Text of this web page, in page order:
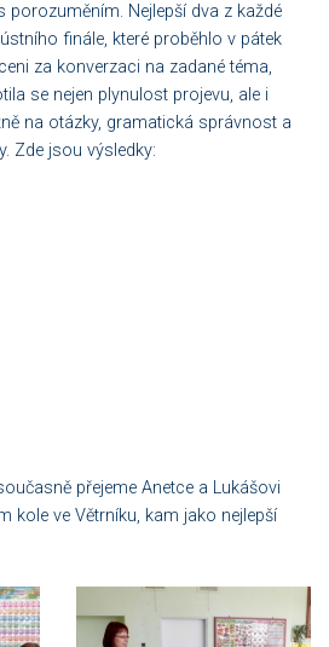
porozuměním. Nejlepší dva z každé
finále, které proběhlo v pátek
za konverzaci na zadané téma,
se nejen plynulost projevu, ale i
na otázky, gramatická správnost a
Zde jsou výsledky:
přejeme Anetce a Lukášovi
kole ve Větrníku, kam jako nejlepší